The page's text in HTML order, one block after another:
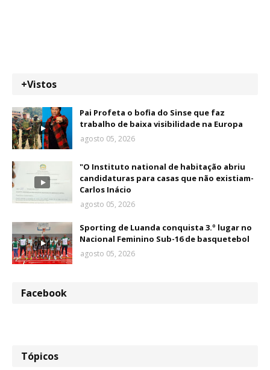
+Vistos
Pai Profeta o bofia do Sinse que faz
trabalho de baixa visibilidade na Europa
agosto 05, 2026
"O Instituto national de habitação abriu
candidaturas para casas que não existiam-
Carlos Inácio
agosto 05, 2026
Sporting de Luanda conquista 3.º lugar no
Nacional Feminino Sub-16 de basquetebol
agosto 05, 2026
Facebook
Tópicos